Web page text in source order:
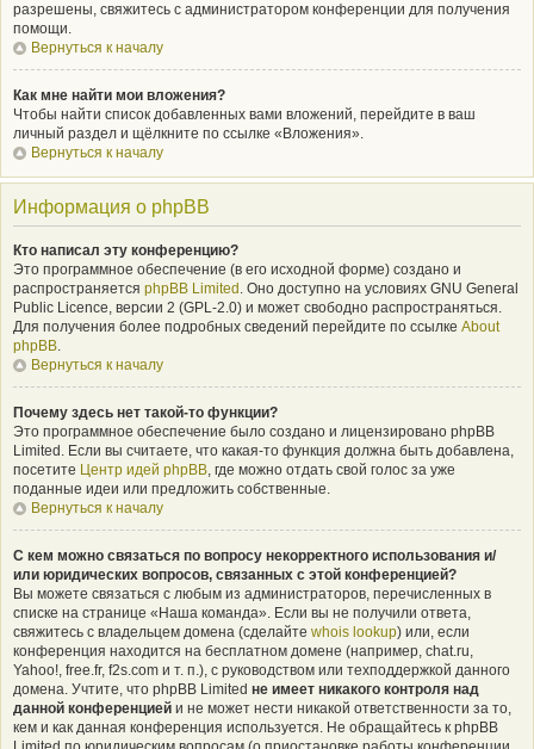
разрешены, свяжитесь с администратором конференции для получения
помощи.
Вернуться к началу
Как мне найти мои вложения?
Чтобы найти список добавленных вами вложений, перейдите в ваш
личный раздел и щёлкните по ссылке «Вложения».
Вернуться к началу
Информация о phpBB
Кто написал эту конференцию?
Это программное обеспечение (в его исходной форме) создано и
распространяется phpBB Limited . Оно доступно на условиях GNU General
Public Licence, версии 2 (GPL-2.0) и может свободно распространяться.
Для получения более подробных сведений перейдите по ссылке About
phpBB.
Вернуться к началу
Почему здесь нет такой-то функции?
Это программное обеспечение было создано и лицензировано phpBB
Limited. Если вы считаете, что какая-то функция должна быть добавлена,
посетите Центр идей phpBB, где можно отдать свой голос за уже
поданные идеи или предложить собственные.
Вернуться к началу
С кем можно связаться по вопросу некорректного использования и/
или юридических вопросов, связанных с этой конференцией?
Вы можете связаться с любым из администраторов, перечисленных в
списке на странице «Наша команда». Если вы не получили ответа,
свяжитесь с владельцем домена (сделайте whois lookup) или, если
конференция находится на бесплатном домене (например, chat.ru,
Yahoo!, free.fr, f2s.com и т. п.), с руководством или техподдержкой данного
домена. Учтите, что phpBB Limited не имеет никакого контроля над
данной конференцией и не может нести никакой ответственности за то,
кем и как данная конференция используется. Не обращайтесь к phpBB